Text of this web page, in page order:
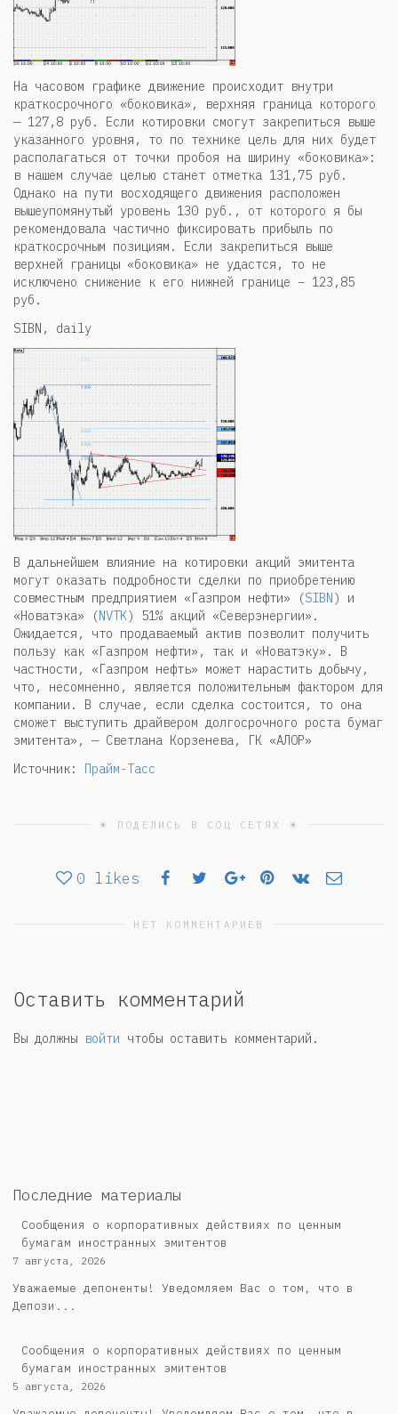
На часовом графике движение происходит внутри
краткосрочного «боковика», верхняя граница которого
— 127,8 руб. Если котировки смогут закрепиться выше
указанного уровня, то по технике цель для них будет
располагаться от точки пробоя на ширину «боковика»:
в нашем случае целью станет отметка 131,75 руб.
Однако на пути восходящего движения расположен
вышеупомянутый уровень 130 руб., от которого я бы
рекомендовала частично фиксировать прибыль по
краткосрочным позициям. Если закрепиться выше
верхней границы «боковика» не удастся, то не
исключено снижение к его нижней границе – 123,85
руб.
SIBN, daily
В дальнейшем влияние на котировки акций эмитента
могут оказать подробности сделки по приобретению
совместным предприятием «Газпром нефти» (SIBN) и
«Новатэка» (NVTK) 51% акций «Северэнергии».
Ожидается, что продаваемый актив позволит получить
пользу как «Газпром нефти», так и «Новатэку». В
частности, «Газпром нефть» может нарастить добычу,
что, несомненно, является положительным фактором для
компании. В случае, если сделка состоится, то она
сможет выступить драйвером долгосрочного роста бумаг
эмитента», — Светлана Корзенева, ГК «АЛОР»
Источник: Прайм-Тасс
☀ ПОДЕЛИСЬ В СОЦ СЕТЯХ ☀
0 likes
НЕТ КОММЕНТАРИЕВ
Оставить комментарий
Вы должны войти чтобы оставить комментарий.
Последние материалы
Сообщения о корпоративных действиях по ценным
бумагам иностранных эмитентов
7 августа, 2026
Уважаемые депоненты! Уведомляем Вас о том, что в
Депози...
Сообщения о корпоративных действиях по ценным
бумагам иностранных эмитентов
5 августа, 2026